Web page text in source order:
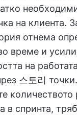
на клиента.
отнема
време и
на
스토리
количеството
в спринта,